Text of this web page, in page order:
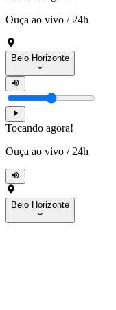
Ouça ao vivo / 24h
Belo Horizonte
Tocando agora!
Ouça ao vivo / 24h
Belo Horizonte